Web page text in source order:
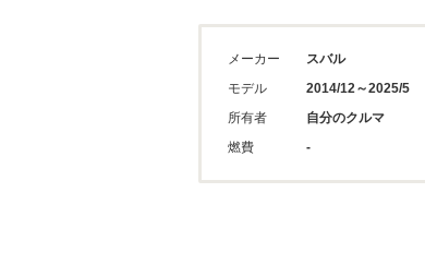
メーカー
スバル
モデル
2014/12～2025/5
所有者
自分のクルマ
燃費
-